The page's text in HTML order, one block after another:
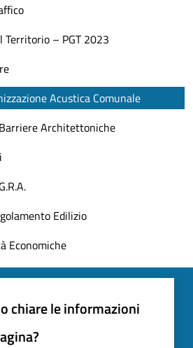
Territorio – PGT 2023
Acustica Comunale
Architettoniche
Edilizio
Economiche
chiare le informazioni